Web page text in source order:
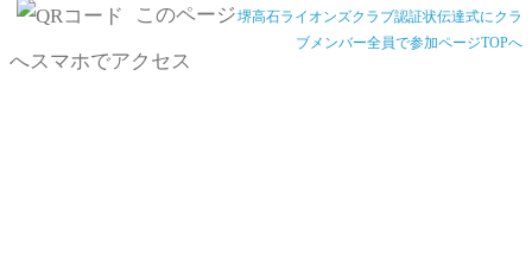
このページ
へスマホでアクセス
堺高石ライオンズクラブ認証状伝達式にクラ
ブメンバー全員で参加ページTOPへ